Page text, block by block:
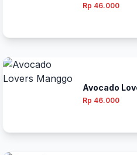
Rp 46.000
Avocado
Rp 46.000